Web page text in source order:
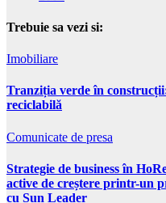
Trebuie sa vezi si:
Imobiliare
Tranziția verde în
reciclabilă
Comunicate de presa
Strategie de business în
active de creștere printr-un
cu Sun Leader